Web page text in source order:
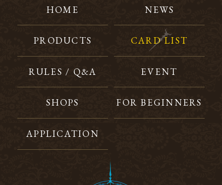
HOME NEWS
PRODUCTS CARD LIST
RULES / Q&A EVENT
SHOPS FOR BEGINNERS
APPLICATION